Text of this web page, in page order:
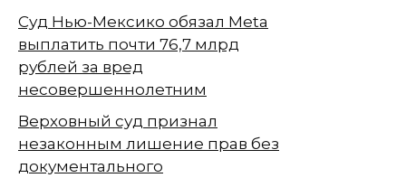
Суд Нью-Мексико обязал Meta
выплатить почти 76,7 млрд
рублей за вред
несовершеннолетним
Верховный суд признал
незаконным лишение прав без
документального